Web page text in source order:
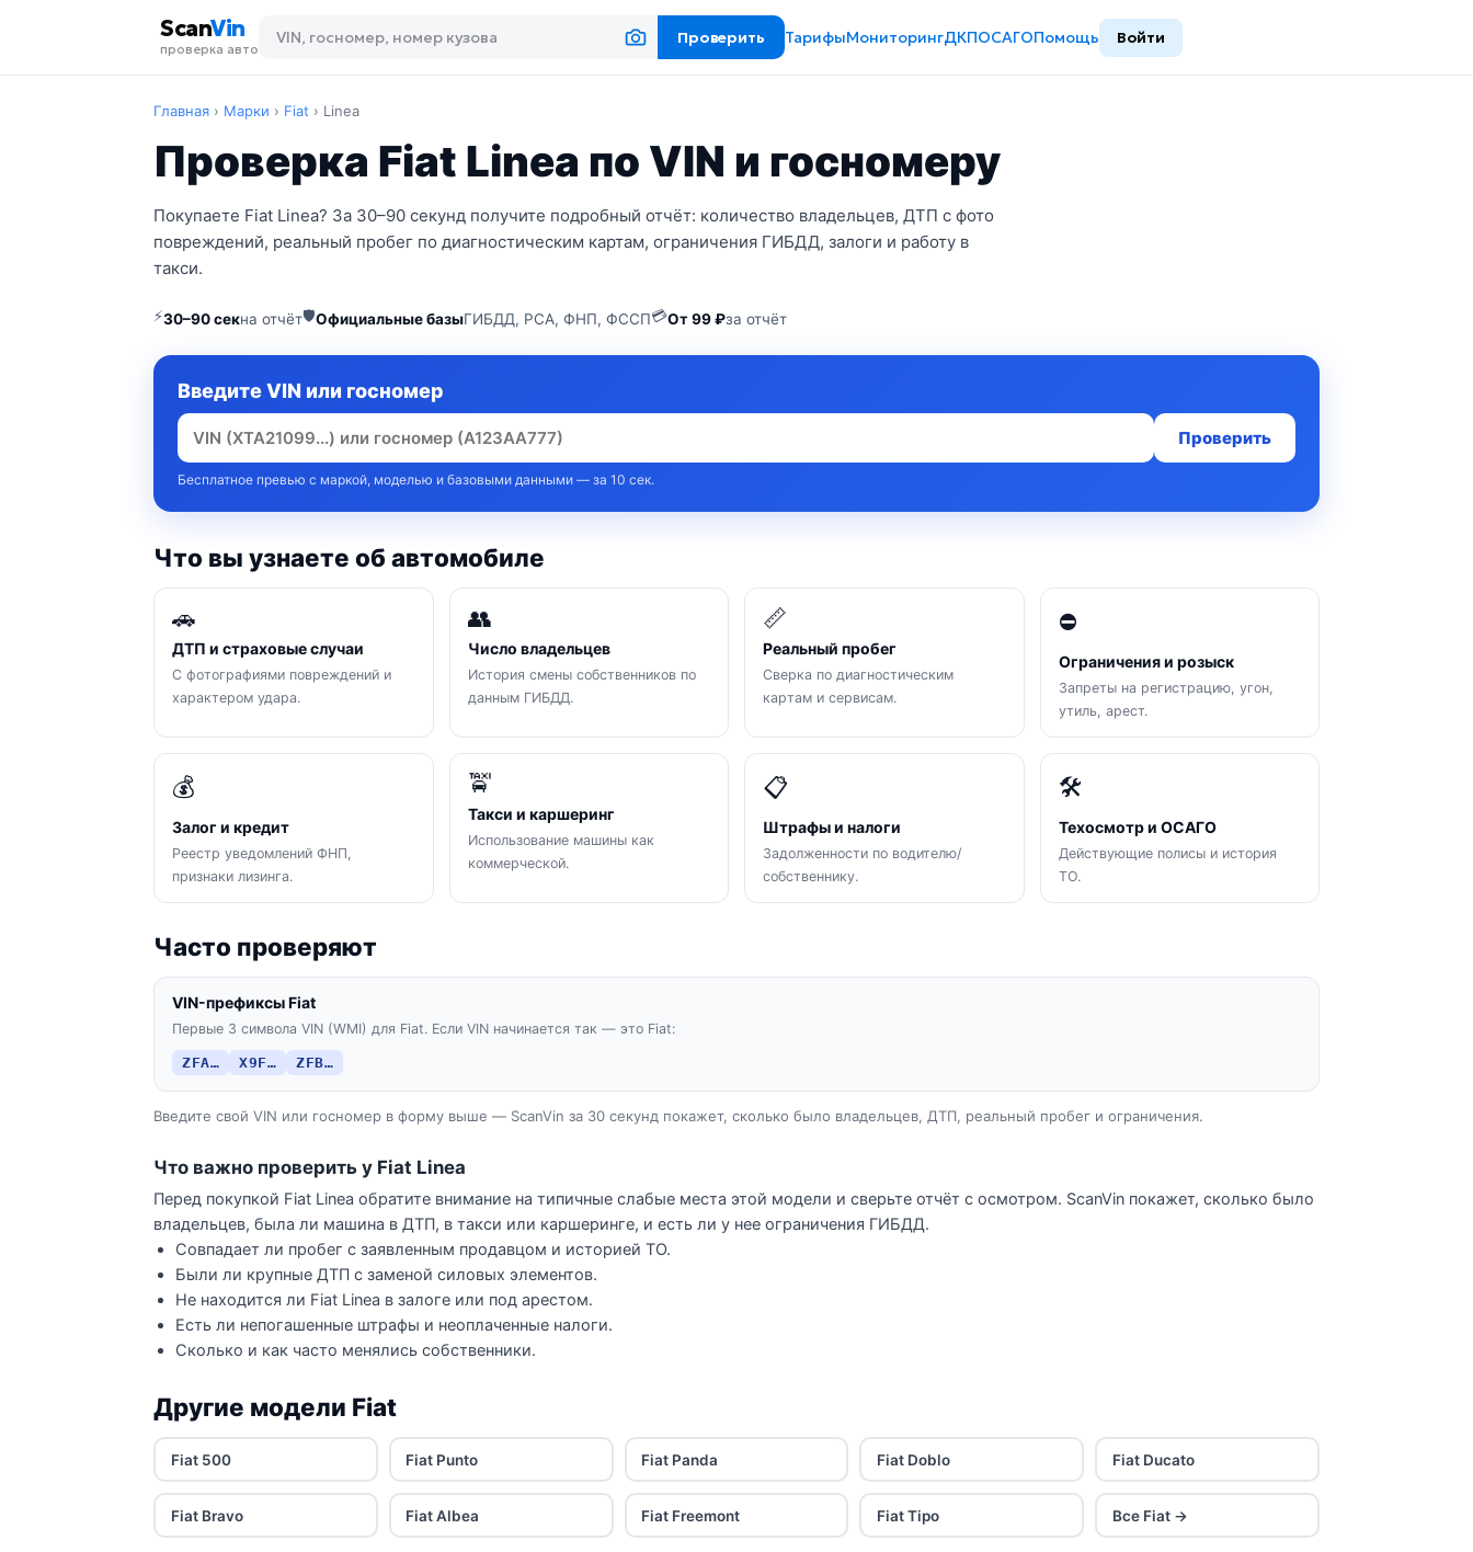
ScanVin
проверка авто
Проверить ТарифыМониторингДКПОСАГОПомощь Войти
Главная › Марки › Fiat › Linea
Проверка Fiat Linea по VIN и госномеру
Покупаете Fiat Linea? За 30–90 секунд получите подробный отчёт: количество владельцев, ДТП с фото
повреждений, реальный пробег по диагностическим картам, ограничения ГИБДД, залоги и работу в
такси.
⚡30–90 секна отчёт🛡Официальные базыГИБДД, РСА, ФНП, ФССП💳От 99 ₽за отчёт
Введите VIN или госномер
Проверить
Бесплатное превью с маркой, моделью и базовыми данными — за 10 сек.
Что вы узнаете об автомобиле
🚗
ДТП и страховые случаи
С фотографиями повреждений и
характером удара.
👥
Число владельцев
История смены собственников по
данным ГИБДД.
📏
Реальный пробег
Сверка по диагностическим
картам и сервисам.
⛔
Ограничения и розыск
Запреты на регистрацию, угон,
утиль, арест.
💰
Залог и кредит
Реестр уведомлений ФНП,
признаки лизинга.
🚖
Такси и каршеринг
Использование машины как
коммерческой.
📋
Штрафы и налоги
Задолженности по водителю/
собственнику.
🛠
Техосмотр и ОСАГО
Действующие полисы и история
ТО.
Часто проверяют
VIN-префиксы Fiat
Первые 3 символа VIN (WMI) для Fiat. Если VIN начинается так — это Fiat:
ZFA… X9F… ZFB…
Введите свой VIN или госномер в форму выше — ScanVin за 30 секунд покажет, сколько было владельцев, ДТП, реальный пробег и ограничения.
Что важно проверить у Fiat Linea
Перед покупкой Fiat Linea обратите внимание на типичные слабые места этой модели и сверьте отчёт с осмотром. ScanVin покажет, сколько было
владельцев, была ли машина в ДТП, в такси или каршеринге, и есть ли у нее ограничения ГИБДД.
Совпадает ли пробег с заявленным продавцом и историей ТО.
Были ли крупные ДТП с заменой силовых элементов.
Не находится ли Fiat Linea в залоге или под арестом.
Есть ли непогашенные штрафы и неоплаченные налоги.
Сколько и как часто менялись собственники.
Другие модели Fiat
Fiat 500 Fiat Punto Fiat Panda Fiat Doblo Fiat Ducato
Fiat Bravo Fiat Albea Fiat Freemont Fiat Tipo Все Fiat →